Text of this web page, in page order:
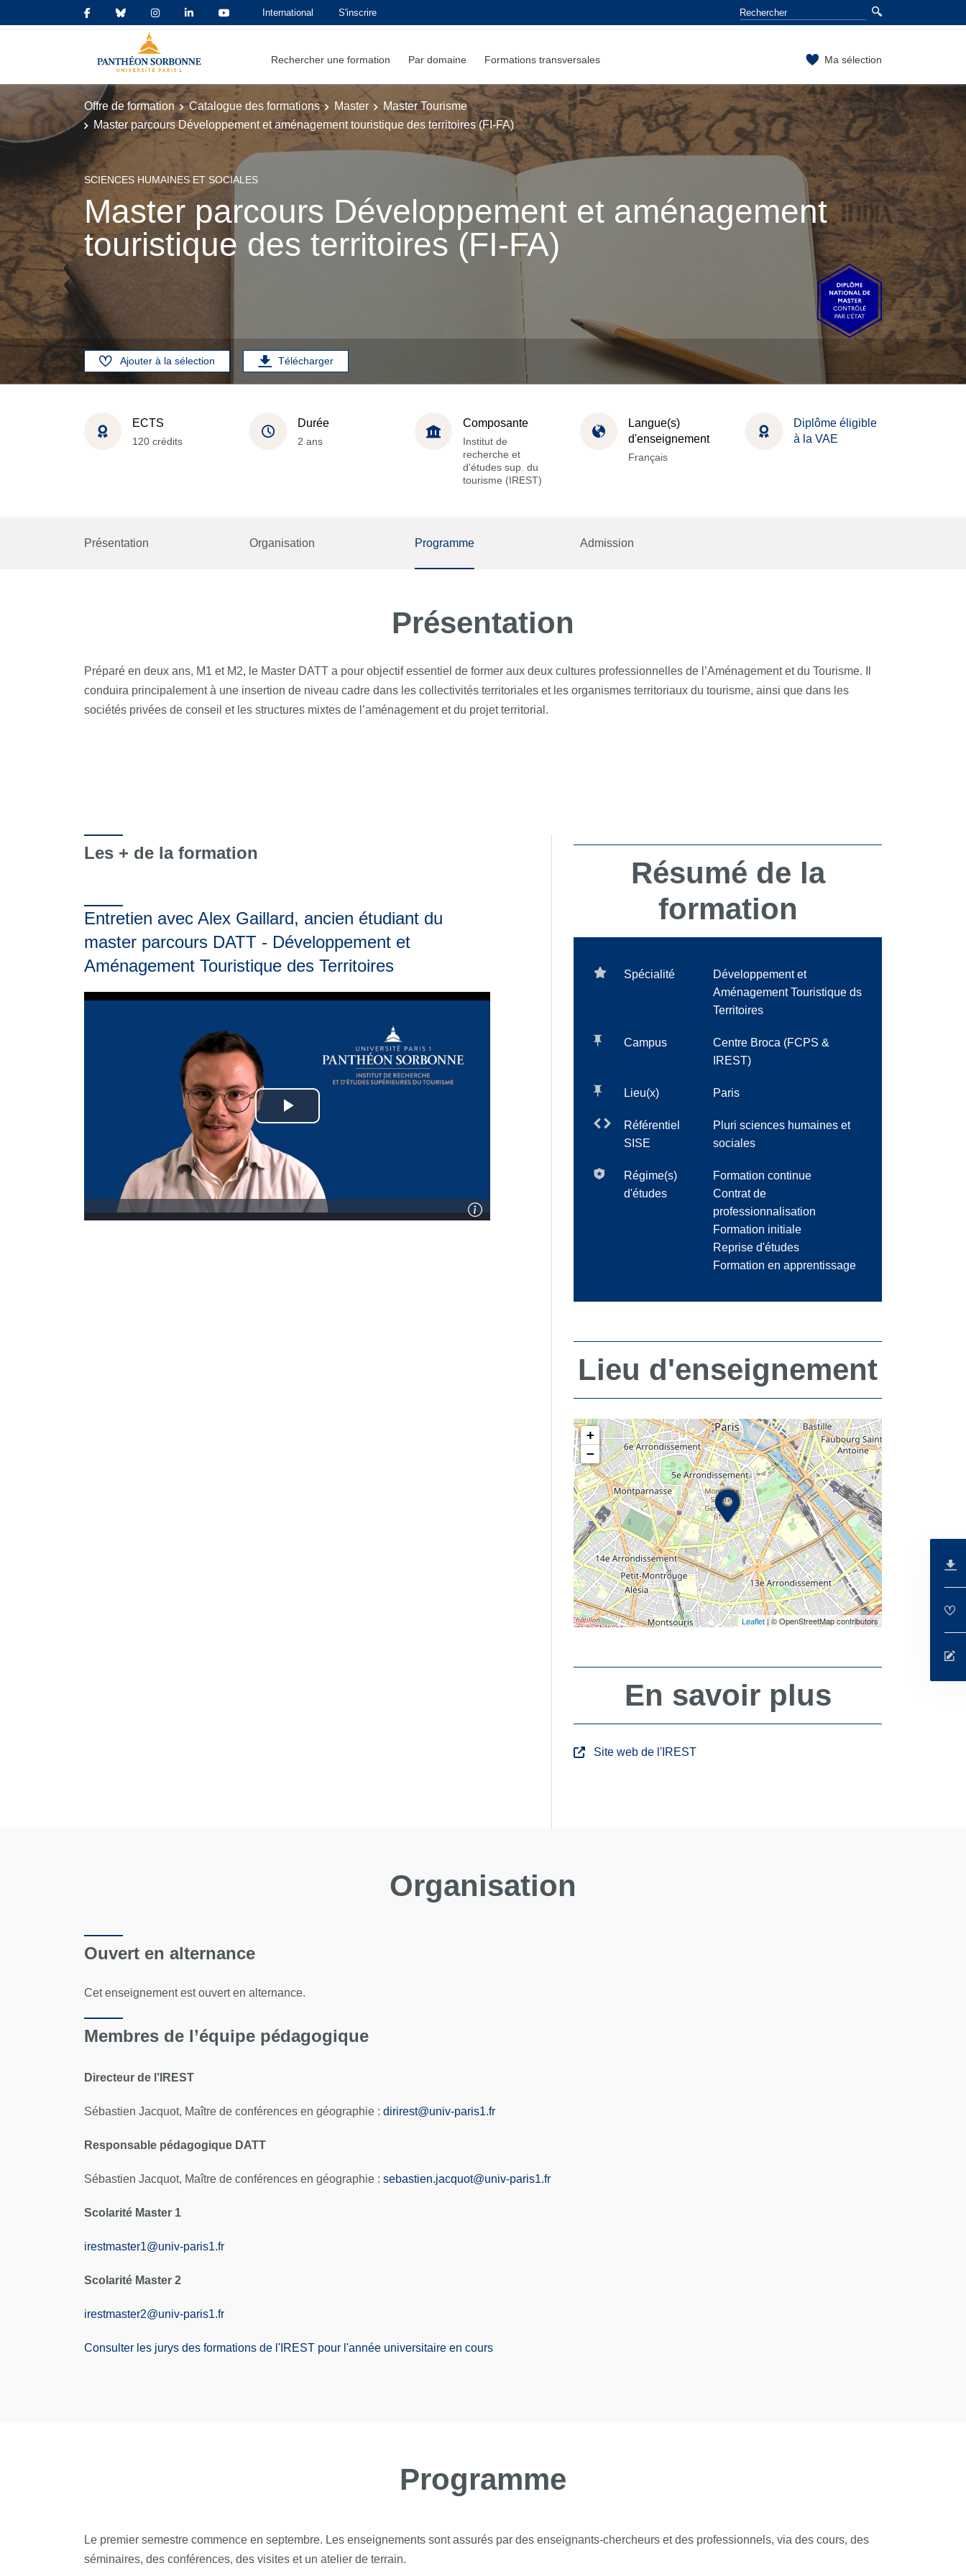
International S'inscrire
Rechercher une formation Par domaine Formations transversales Ma sélection
Offre de formation Catalogue des formations Master
Master Tourisme
Master parcours Développement et aménagement touristique des territoires (FI-FA)
SCIENCES HUMAINES ET SOCIALES
Master parcours Développement et aménagement
touristique des territoires (FI-FA)
Ajouter à la sélection Télécharger
ECTS
120 crédits
Durée
2 ans
Composante
Institut de
recherche et
d'études sup. du
tourisme (IREST)
Langue(s)
d'enseignement
Français
Diplôme éligible
à la VAE
Présentation Organisation Programme Admission
Présentation
Préparé en deux ans, M1 et M2, le Master DATT a pour objectif essentiel de former aux deux cultures professionnelles de l’Aménagement et du Tourisme. Il
conduira principalement à une insertion de niveau cadre dans les collectivités territoriales et les organismes territoriaux du tourisme, ainsi que dans les
sociétés privées de conseil et les structures mixtes de l’aménagement et du projet territorial.
Les + de la formation
Entretien avec Alex Gaillard, ancien étudiant du
master parcours DATT - Développement et
Aménagement Touristique des Territoires
Résumé de la
formation
Spécialité
Développement et
Aménagement Touristique ds
Territoires
Campus
Centre Broca (FCPS &
IREST)
Lieu(x) Paris
Référentiel
SISE
Pluri sciences humaines et
sociales
Régime(s)
d'études
Formation continue
Contrat de
professionnalisation
Formation initiale
Reprise d'études
Formation en apprentissage
Lieu d'enseignement
+
−
Leaflet| © OpenStreetMap contributors
En savoir plus
Site web de l'IREST
Organisation
Ouvert en alternance
Cet enseignement est ouvert en alternance.
Membres de l’équipe pédagogique
Directeur de l’IREST
Sébastien Jacquot, Maître de conférences en géographie : dirirest@univ-paris1.fr
Responsable pédagogique DATT
Sébastien Jacquot, Maître de conférences en géographie : sebastien.jacquot@univ-paris1.fr
Scolarité Master 1
irestmaster1@univ-paris1.fr
Scolarité Master 2
irestmaster2@univ-paris1.fr
Consulter les jurys des formations de l'IREST pour l'année universitaire en cours
Programme
Le premier semestre commence en septembre. Les enseignements sont assurés par des enseignants-chercheurs et des professionnels, via des cours, des
séminaires, des conférences, des visites et un atelier de terrain.